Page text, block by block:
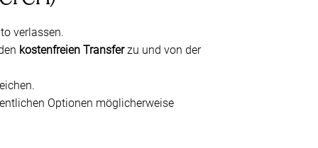
verlassen.
kostenfreien Transferzu und von der
Optionen möglicherweise